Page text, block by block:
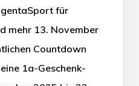
für
mehr 13. November
Countdown
1a-Geschenk-